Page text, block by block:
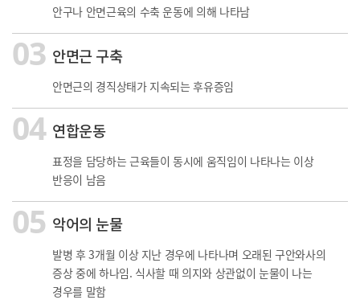
안구나 안면근육의 수축 운동에 의해 나타남
03 안면근 구축
안면근의 경직상태가 지속되는 후유증임
04 연합운동
표정을 담당하는 근육들이 동시에 움직임이 나타나는 이상
반응이 남음
05 악어의 눈물
발병 후 3개월 이상 지난 경우에 나타나며 오래된 구안와사의
증상 중에 하나임. 식사할 때 의지와 상관없이 눈물이 나는
경우를 말함